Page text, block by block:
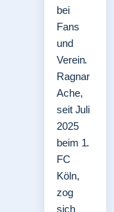
bei
Fans
und
Verein.
Ragnar
Ache,
seit Juli
2025
beim 1.
FC
Köln,
zog
sich